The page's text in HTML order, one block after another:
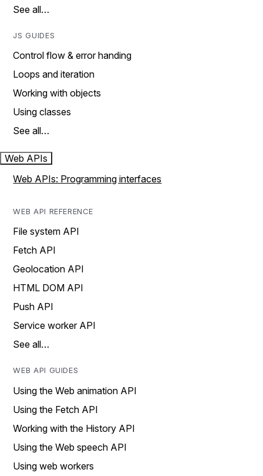
See all…
JS GUIDES
Control flow & error handing
Loops and iteration
Working with objects
Using classes
See all…
Web APIs
Web APIs: Programming interfaces
WEB API REFERENCE
File system API
Fetch API
Geolocation API
HTML DOM API
Push API
Service worker API
See all…
WEB API GUIDES
Using the Web animation API
Using the Fetch API
Working with the History API
Using the Web speech API
Using web workers